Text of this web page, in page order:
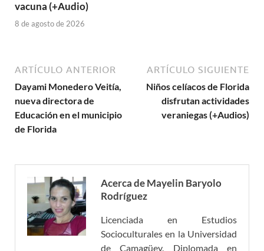
vacuna (+Audio)
8 de agosto de 2026
ARTÍCULO ANTERIOR
Dayami Monedero Veitía,
nueva directora de
Educación en el municipio
de Florida
ARTÍCULO SIGUIENTE
Niños celíacos de Florida
disfrutan actividades
veraniegas (+Audios)
Acerca de Mayelin Baryolo
Rodríguez
Licenciada en Estudios
Socioculturales en la Universidad
de Camagüey. Diplomada en